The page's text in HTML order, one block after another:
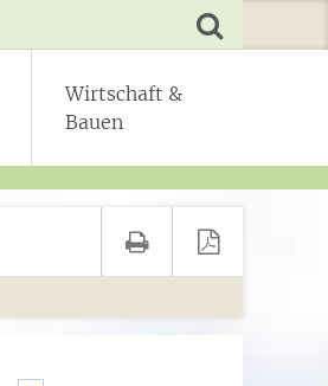
Wirtschaft &
Bauen